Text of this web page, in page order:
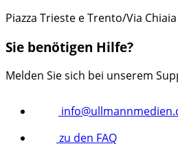
Piazza Trieste e Trento/Via
Sie benötigen Hilfe?
Melden Sie sich bei unserem
zu den FAQ